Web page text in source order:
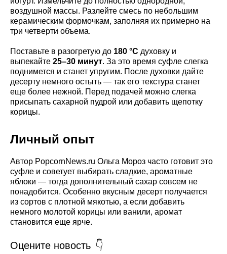
воздушной массы. Разлейте смесь по небольшим
керамическим формочкам, заполняя их примерно на
три четверти объема.
Поставьте в разогретую до 180 °C духовку и
выпекайте 25–30 минут. За это время суфле слегка
поднимется и станет упругим. После духовки дайте
десерту немного остыть — так его текстура станет
еще более нежной. Перед подачей можно слегка
присыпать сахарной пудрой или добавить щепотку
корицы.
Личный опыт
Автор PopcornNews.ru Ольга Мороз часто готовит это
суфле и советует выбирать сладкие, ароматные
яблоки — тогда дополнительный сахар совсем не
понадобится. Особенно вкусным десерт получается
из сортов с плотной мякотью, а если добавить
немного молотой корицы или ванили, аромат
становится еще ярче.
Оцените новость